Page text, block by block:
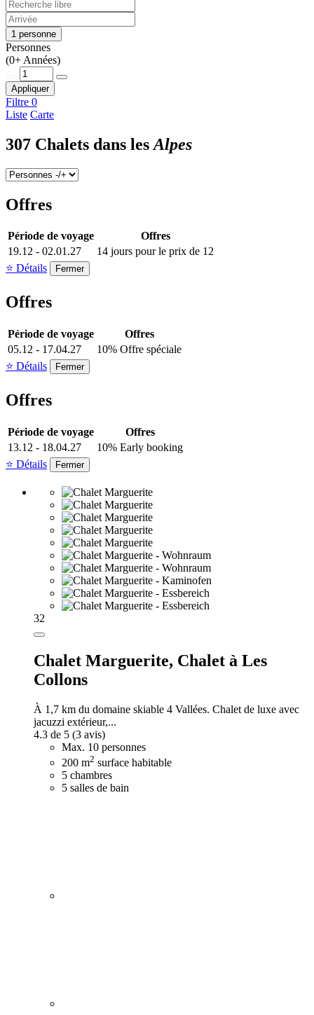
1 personne
Personnes
(0+ Années)
Appliquer
Filtre 0
Liste Carte
307 Chalets dans les Alpes
Offres
Période de voyage
Offres
19.12 - 02.01.27
14 jours pour le prix de 12
⭐ Détails
Fermer
Offres
Période de voyage
Offres
05.12 - 17.04.27
10% Offre spéciale
⭐ Détails
Fermer
Offres
Période de voyage
Offres
13.12 - 18.04.27
10% Early booking
⭐ Détails
Fermer
32
Chalet Marguerite, Chalet à Les
Collons
À 1,7 km du domaine skiable 4 Vallées. Chalet de luxe avec
jacuzzi extérieur,...
4.3 de 5 (3 avis)
Max. 10 personnes
200 m2 surface habitable
5 chambres
5 salles de bain